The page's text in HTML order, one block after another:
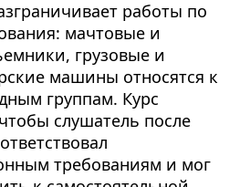
работы по
мачтовые и
грузовые и
машины относятся к
группам. Курс
слушатель после
требованиям и мог